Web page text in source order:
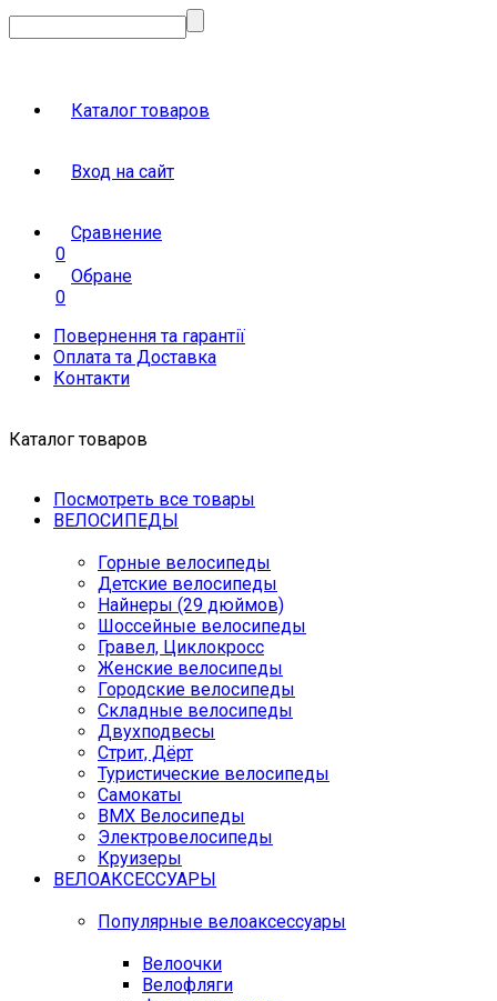
Каталог товаров
Вход на сайт
Сравнение
0
Обране
0
Повернення та гарантії
Оплата та Доставка
Контакти
Каталог товаров
Посмотреть все товары
ВЕЛОСИПЕДЫ
Горные велосипеды
Детские велосипеды
Найнеры (29 дюймов)
Шоссейные велосипеды
Гравел, Циклокросс
Женские велосипеды
Городcкие велосипеды
Складные велосипеды
Двухподвесы
Стрит, Дёрт
Туристические велосипеды
Самокаты
BMX Велосипеды
Электровелосипеды
Круизеры
ВЕЛОАКСЕССУАРЫ
Популярные велоаксессуары
Велоочки
Велофляги